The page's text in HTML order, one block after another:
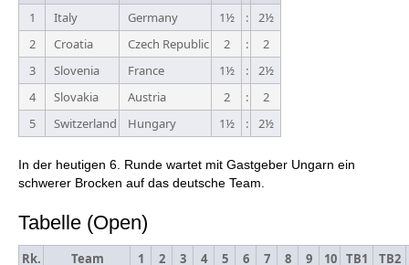
1
Italy Germany 1½ :
2½
2
Croatia Czech Republic 2 :
2
3
Slovenia France 1½ :
2½
4
Slovakia Austria 2 :
2
5
Switzerland Hungary 1½ : 2½
In der heutigen 6. Runde wartet mit Gastgeber Ungarn ein
schwerer Brocken auf das deutsche Team.
Tabelle (Open)
Rk. Team 1 2 3 4 5 6 7 8 9 10 TB1
TB2